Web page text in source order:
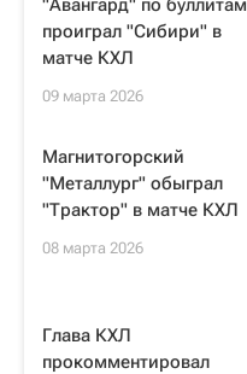
"Авангард" по буллитам
проиграл "Сибири" в
матче КХЛ
09 марта 2026
Магнитогорский
"Металлург" обыграл
"Трактор" в матче КХЛ
08 марта 2026
Глава КХЛ
прокомментировал